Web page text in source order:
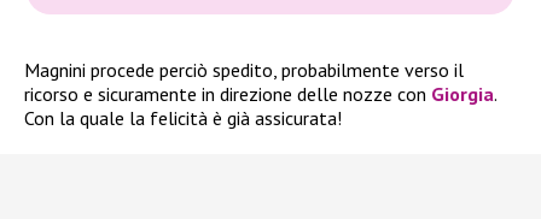
Magnini procede perciò spedito, probabilmente verso il
ricorso e sicuramente in direzione delle nozze con Giorgia.
Con la quale la felicità è già assicurata!